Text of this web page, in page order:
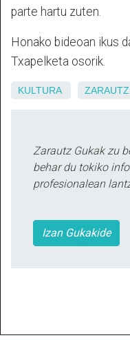
parte hartu zuten.
Honako bideoan ikus
Txapelketa osorik.
KULTURA ZARAUTZ
Zarautz Gukak zu
behar du tokiko
profesionalean
Izan Gukakide